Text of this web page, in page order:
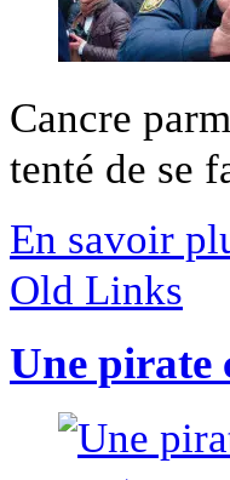
Cancre
tenté de se
En savoir
Old Links
Une pirate